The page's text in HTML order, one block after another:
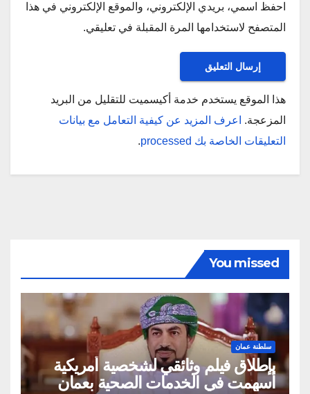
احفظ اسمي، بريدي الإلكتروني، والموقع الإلكتروني في هذا
المتصفح لاستخدامها المرة المقبلة في تعليقي.
هذا الموقع يستخدم خدمة أكيسميت للتقليل من البريد
المزعجة.
اعرف المزيد عن كيفية التعامل مع بيانات
التعليقات الخاصة بك processed
.
You missed
سلطنة عمان
بإطلاق فيلم وثائقي لشخصية أمريكية
أسهمت في الخدمات الصحية بعمان